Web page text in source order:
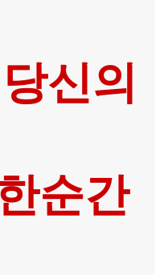
신의
순간